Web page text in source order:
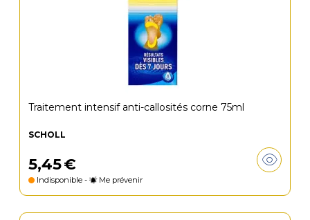
Traitement intensif anti-callosités corne 75ml
SCHOLL
5,45€
Indisponible - Me prévenir